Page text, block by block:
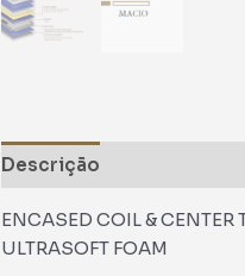
Descrição
ENCASED COIL & CENTER
ULTRASOFT FOAM